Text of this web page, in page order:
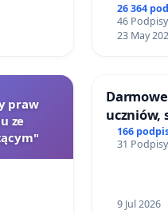
26 364
46
23 May
praw
ze
uczniów,
166
31
9 Jul 2026